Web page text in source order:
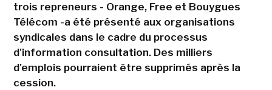
trois repreneurs - Orange, Free et Bouygues
Télécom -a été présenté aux organisations
syndicales dans le cadre du processus
d'information consultation. Des milliers
d'emplois pourraient être supprimés après la
cession.